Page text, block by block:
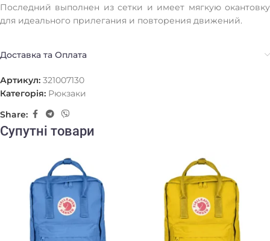
Последний выполнен из сетки и имеет мягкую окантовку
для идеального прилегания и повторения движений.
Доставка та Оплата
Артикул: 321007130
Категорія: Рюкзаки
Share:
Супутні товари